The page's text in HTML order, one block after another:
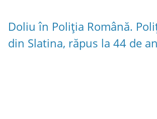
Doliu în Poliția Română.
din Slatina, răpus la 44 de